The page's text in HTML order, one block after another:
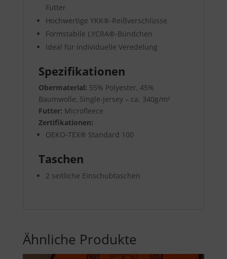
Futter
Hochwertige YKK®-Reißverschlüsse
Formstabile LYCRA®-Bündchen
Ideal für individuelle Veredelung
Spezifikationen
Obermaterial: 55% Polyester, 45%
Baumwolle, Single-Jersey – ca. 340g/m²
Futter: Microfleece
Zertifikationen:
OEKO-TEX® Standard 100
Taschen
2 seitliche Einschubtaschen
Ähnliche Produkte